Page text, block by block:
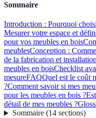
Sommaire
Introduction : Pourquoi
Mesurer votre espace et
pour vos meubles en bois
meublesConception :
de la fabrication et
meubles en boisChecklist
mesureFAQQuel est le coût
?Comment savoir si mes
pour les meubles en bois ?
détail de mes meubles ?
Sommaire(14 sections)